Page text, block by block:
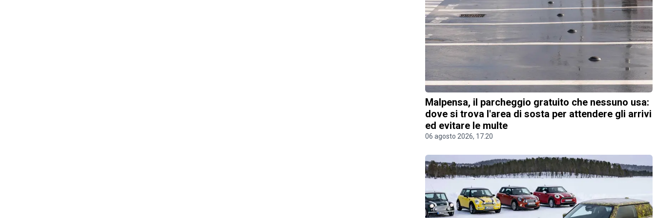
Malpensa, il parcheggio gratuito che nessuno usa:
dove si trova l'area di sosta per attendere gli arrivi
ed evitare le multe
06 agosto 2026, 17.20